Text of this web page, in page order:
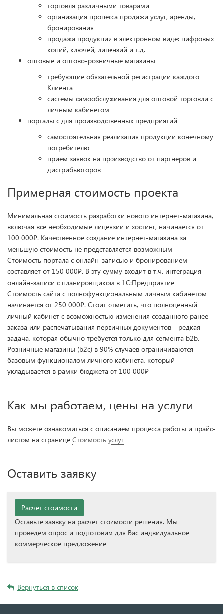
торговля различными товарами
организация процесса продажи услуг, аренды,
бронирования
продажа продукции в электронном виде: цифровых
копий, ключей, лицензий и т.д.
оптовые и оптово-розничные магазины
требующие обязательной регистрации каждого
Клиента
системы самообслуживания для оптовой торговли с
личным кабинетом
порталы с для производственных предприятий
самостоятельная реализация продукции конечному
потребителю
прием заявок на производство от партнеров и
дистрибьюторов
Примерная стоимость проекта
Минимальная стоимость разработки нового интернет-магазина,
включая все необходимые лицензии и хостинг, начинается от
100 000₽. Качественное создание интернет-магазина за
меньшую стоимость не представляется возможным
Стоимость портала с онлайн-записью и бронированием
составляет от 150 000₽. В эту сумму входит в т.ч. интеграция
онлайн-записи с планировщиком в 1С:Предприятие
Стоимость сайта с полнофункциональным личным кабинетом
начинается от 250 000₽. Стоит отметить, что полноценный
личный кабинет с возможностью изменения созданного ранее
заказа или распечатывания первичных документов - редкая
задача, которая обычно требуется только для сегмента b2b.
Розничные магазины (b2c) в 90% случаев ограничиваются
базовым функционалом личного кабинета, который
укладывается в рамки бюджета от 100 000₽
Как мы работаем, цены на услуги
Вы можете ознакомиться с описанием процесса работы и прайс-
листом на странице Стоимость услуг
Оставить заявку
Расчет стоимости
Оставьте заявку на расчет стоимости решения. Мы
проведем опрос и подготовим для Вас индвидуальное
коммерческое предложение
Вернуться в список